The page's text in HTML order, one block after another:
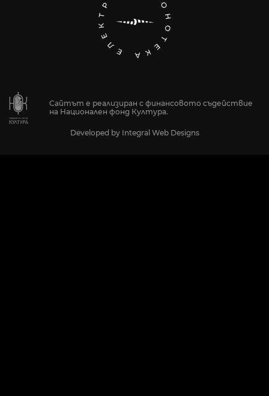
Сайтът е реализиран с финансовото съдействие
на Национален фонд Култура.
Developed by Integral Web Designs